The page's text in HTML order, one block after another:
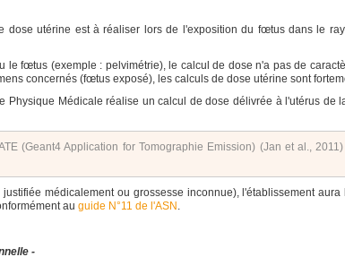
dose utérine est à réaliser lors de l'exposition du fœtus dans le
le fœtus (exemple : pelvimétrie), le calcul de dose n'a pas de
concernés (fœtus exposé), les calculs de dose utérine sont
Physique Médicale réalise un calcul de dose délivrée à l'utérus de
(Geant4 Application for Tomographie Emission) (Jan et al.,
médicalement ou grossesse inconnue), l'établissement
au guide N°11 de l'ASN .
-